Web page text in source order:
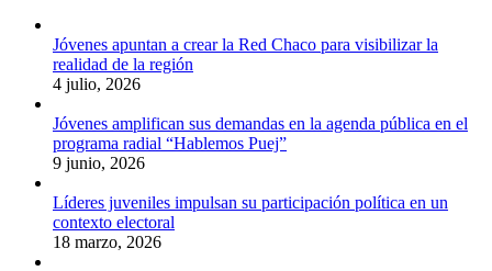
Jóvenes apuntan a crear la Red Chaco para visibilizar la
realidad de la región
4 julio, 2026
Jóvenes amplifican sus demandas en la agenda pública en el
programa radial “Hablemos Puej”
9 junio, 2026
Líderes juveniles impulsan su participación política en un
contexto electoral
18 marzo, 2026